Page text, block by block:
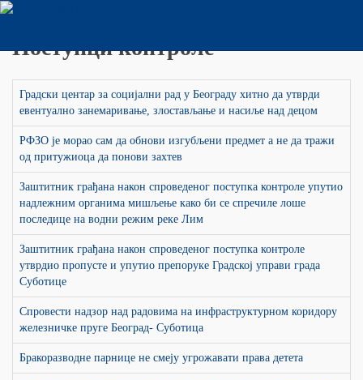
Поступци контроле
Градски центар за социјални рад у Београду хитно да утврди
евентуално занемаривање, злостављање и насиље над децом
РФЗО је морао сам да обнови изгубљени предмет а не да тражи
од притужиоца да понови захтев
Заштитник грађана након спроведеног поступка контроле упутио
надлежним органима мишљење како би се спречиле лоше
последице на водни режим реке Лим
Заштитник грађана након спроведеног поступка контроле
утврдио пропусте и упутио препоруке Градској управи града
Суботице
Спровести надзор над радовима на инфраструктурном коридору
железничке пруге Београд- Суботица
Бракоразводне парнице не смеју угрожавати права детета